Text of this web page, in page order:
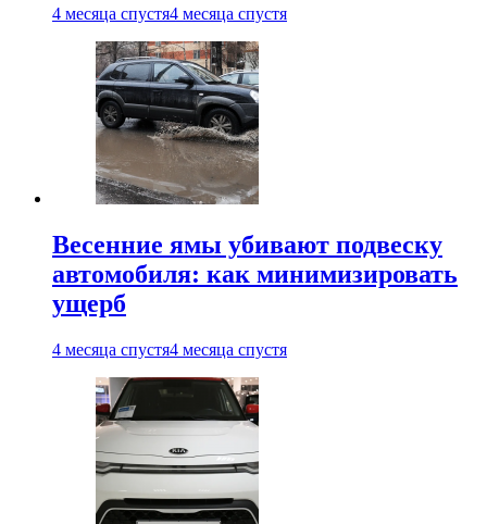
4 месяца спустя4 месяца спустя
Весенние ямы убивают подвеску
автомобиля: как минимизировать
ущерб
4 месяца спустя4 месяца спустя